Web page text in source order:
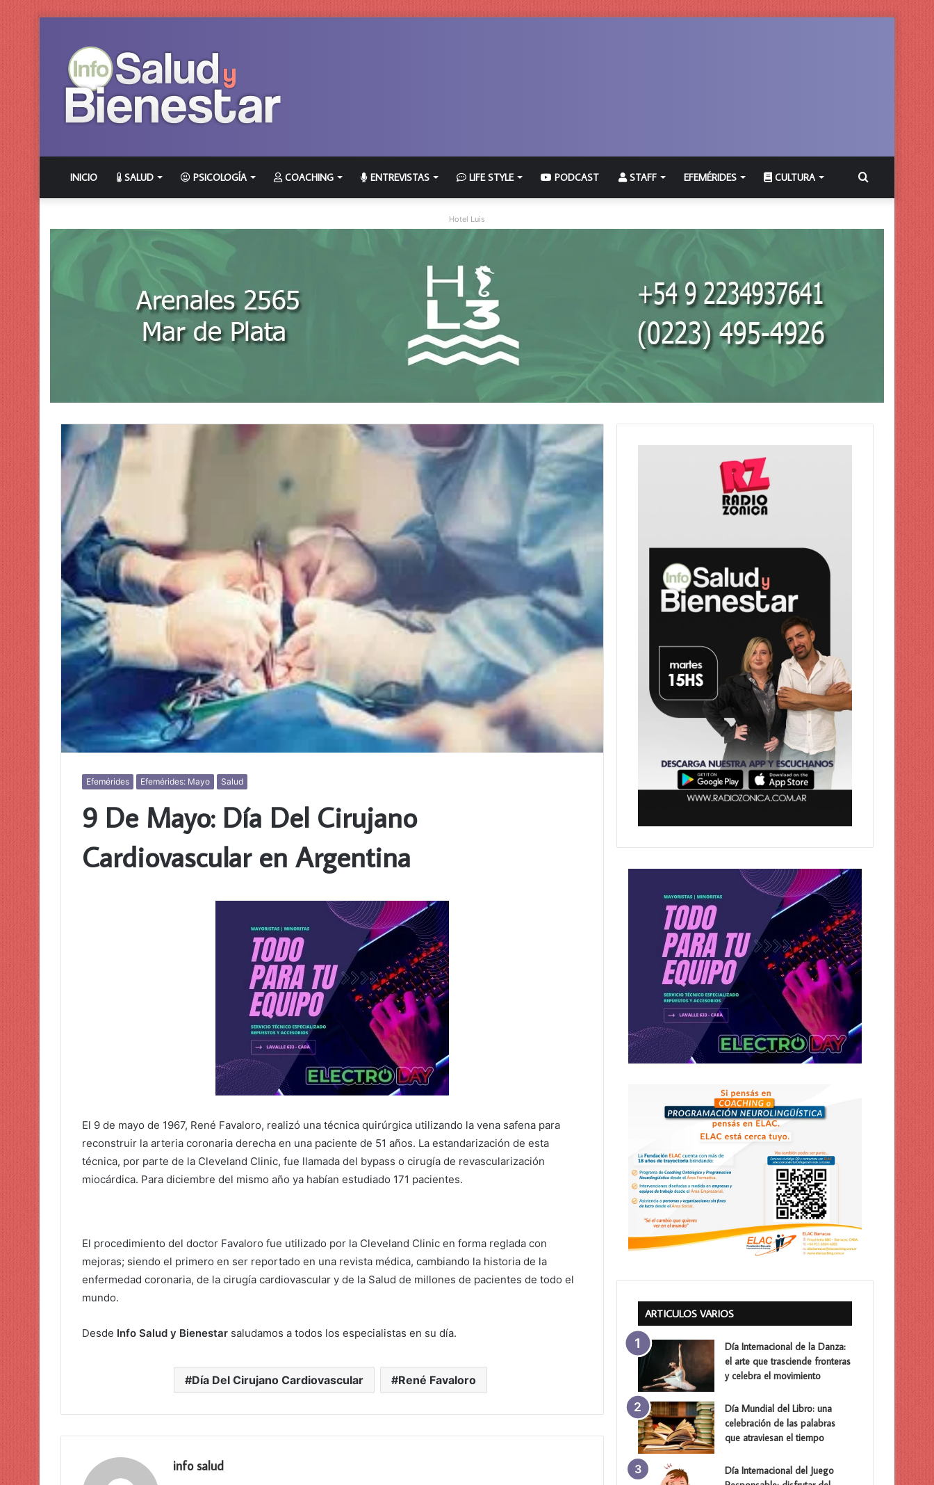
INICIO SALUD PSICOLOGÍA COACHING ENTREVISTAS LIFE STYLE PODCAST STAFF EFEMÉRIDES CULTURA Buscar
Hotel Luis
Efemérides Efemérides: Mayo Salud
9 De Mayo: Día Del Cirujano
Cardiovascular en Argentina
El 9 de mayo de 1967, René Favaloro, realizó una técnica quirúrgica utilizando la vena safena para
reconstruir la arteria coronaria derecha en una paciente de 51 años. La estandarización de esta
técnica, por parte de la Cleveland Clinic, fue llamada del bypass o cirugía de revascularización
miocárdica. Para diciembre del mismo año ya habían estudiado 171 pacientes.
El procedimiento del doctor Favaloro fue utilizado por la Cleveland Clinic en forma reglada con
mejoras; siendo el primero en ser reportado en una revista médica, cambiando la historia de la
enfermedad coronaria, de la cirugía cardiovascular y de la Salud de millones de pacientes de todo el
mundo.
Desde Info Salud y Bienestar saludamos a todos los especialistas en su día.
Día Del Cirujano Cardiovascular René Favaloro
info salud
ARTICULOS VARIOS
Día Internacional de la Danza:
el arte que trasciende fronteras
y celebra el movimiento
Día Mundial del Libro: una
celebración de las palabras
que atraviesan el tiempo
Día Internacional del Juego